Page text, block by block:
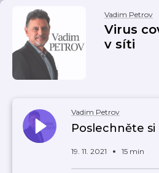
Vadim Petrov
Virus
v síti
Vadim Petrov
Poslechněte
19. 11. 2021 15 min